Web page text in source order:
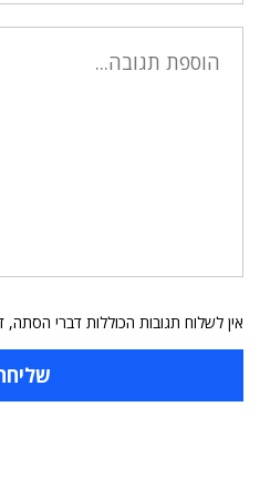
אין לשלוח תגובות הכוללות דברי